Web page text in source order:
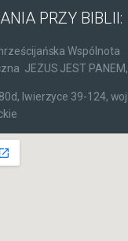
PRZY BIBLII:
Wspólnota
JEZUS JEST PANEM,
Iwierzyce 39-124, woj.